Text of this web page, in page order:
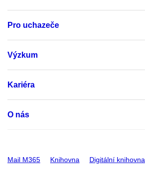
Pro uchazeče
Výzkum
Kariéra
O nás
Mail M365 Knihovna Digitální knihovna